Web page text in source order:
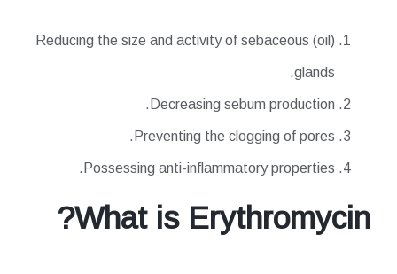
Reducing the size and activity of sebaceous (oil)
glands.
Decreasing sebum production.
Preventing the clogging of pores.
Possessing anti-inflammatory properties.
What is Erythromycin?